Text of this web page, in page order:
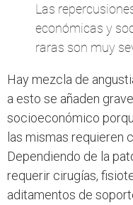
Las
económicas y
raras son muy
Hay mezcla de
a esto se añaden
socioeconómico
las mismas requieren
Dependiendo de la
requerir cirugías,
aditamentos de